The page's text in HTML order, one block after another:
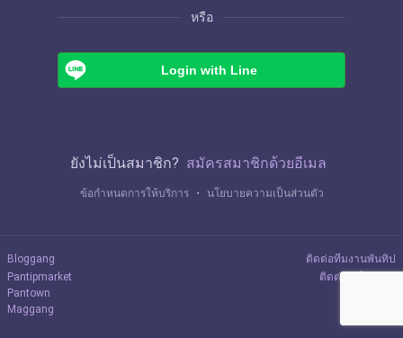
หรือ
Login with Line
ยังไม่เป็นสมาชิก? สมัครสมาชิกด้วยอีเมล
ข้อกำหนดการให้บริการ ・ นโยบายความเป็นส่วนตัว
Bloggang
Pantipmarket
Pantown
Maggang
ติดต่อทีมงานพันทิป
ติดต่อลงโฆษณา